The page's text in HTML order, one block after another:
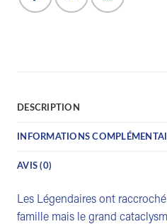
DESCRIPTION
INFORMATIONS
AVIS (0)
Les Légendaires ont
famille mais le grand